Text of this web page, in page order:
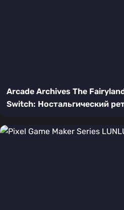
Arcade Archives The
Switch: Ностальгический